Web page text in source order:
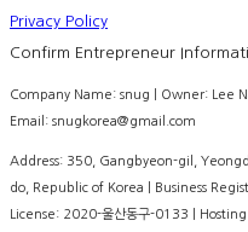
Privacy Policy
Confirm Entrepreneur
Company Name: snug | Owner: Lee
Email: snugkorea@gmail.com
Address: 350, Gangbyeon-gil,
do, Republic of Korea | Business
License: 2020-울산동구-0133 |